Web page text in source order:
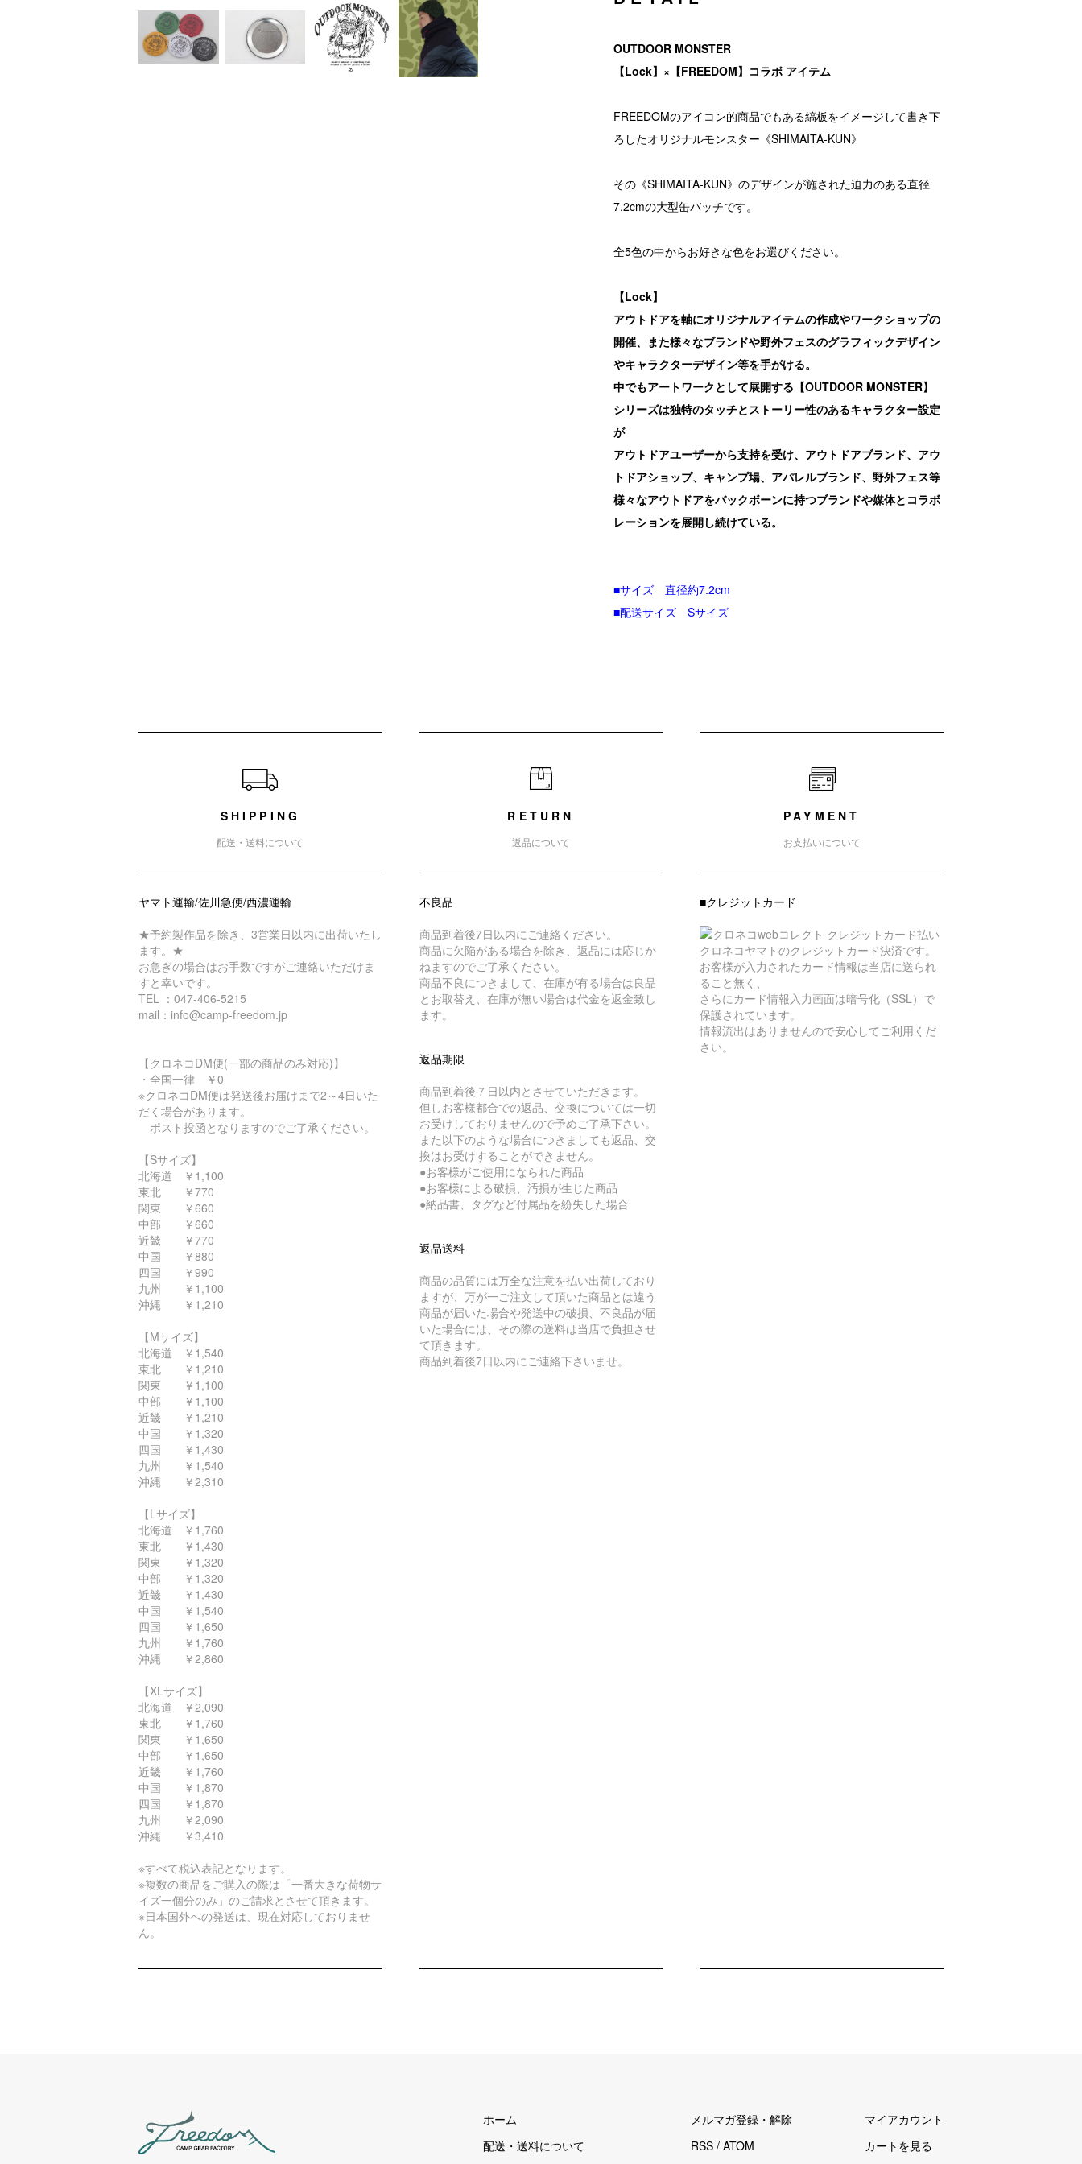
OUTDOOR MONSTER
【Lock】×【FREEDOM】コラボ アイテム
FREEDOMのアイコン的商品でもある縞板をイメージして書き下
ろしたオリジナルモンスター《SHIMAITA-KUN》
その《SHIMAITA-KUN》のデザインが施された迫力のある直径
7.2cmの大型缶バッチです。
全5色の中からお好きな色をお選びください。
【Lock】
アウトドアを軸にオリジナルアイテムの作成やワークショップの
開催、また様々なブランドや野外フェスのグラフィックデザイン
やキャラクターデザイン等を手がける。
中でもアートワークとして展開する【OUTDOOR MONSTER】
シリーズは独特のタッチとストーリー性のあるキャラクター設定
が
アウトドアユーザーから支持を受け、アウトドアブランド、アウ
トドアショップ、キャンプ場、アパレルブランド、野外フェス等
様々なアウトドアをバックボーンに持つブランドや媒体とコラボ
レーションを展開し続けている。
■サイズ 直径約7.2cm
■配送サイズ Sサイズ
SHIPPING
配送・送料について
ヤマト運輸/佐川急便/西濃運輸
★予約製作品を除き、3営業日以内に出荷いたし
ます。★
お急ぎの場合はお手数ですがご連絡いただけま
すと幸いです。
TEL ：047-406-5215
mail：info@camp-freedom.jp
【クロネコDM便(一部の商品のみ対応)】
・全国一律 ￥0
※クロネコDM便は発送後お届けまで2～4日いた
だく場合があります。
ポスト投函となりますのでご了承ください。
【Sサイズ】
北海道 ￥1,100
東北 ￥770
関東 ￥660
中部 ￥660
近畿 ￥770
中国 ￥880
四国 ￥990
九州 ￥1,100
沖縄 ￥1,210
【Mサイズ】
北海道 ￥1,540
東北 ￥1,210
関東 ￥1,100
中部 ￥1,100
近畿 ￥1,210
中国 ￥1,320
四国 ￥1,430
九州 ￥1,540
沖縄 ￥2,310
【Lサイズ】
北海道 ￥1,760
東北 ￥1,430
関東 ￥1,320
中部 ￥1,320
近畿 ￥1,430
中国 ￥1,540
四国 ￥1,650
九州 ￥1,760
沖縄 ￥2,860
【XLサイズ】
北海道 ￥2,090
東北 ￥1,760
関東 ￥1,650
中部 ￥1,650
近畿 ￥1,760
中国 ￥1,870
四国 ￥1,870
九州 ￥2,090
沖縄 ￥3,410
※すべて税込表記となります。
※複数の商品をご購入の際は「一番大きな荷物サ
イズ一個分のみ」のご請求とさせて頂きます。
※日本国外への発送は、現在対応しておりませ
ん。
RETURN
返品について
不良品
商品到着後7日以内にご連絡ください。
商品に欠陥がある場合を除き、返品には応じか
ねますのでご了承ください。
商品不良につきまして、在庫が有る場合は良品
とお取替え、在庫が無い場合は代金を返金致し
ます。
返品期限
商品到着後７日以内とさせていただきます。
但しお客様都合での返品、交換については一切
お受けしておりませんので予めご了承下さい。
また以下のような場合につきましても返品、交
換はお受けすることができません。
●お客様がご使用になられた商品
●お客様による破損、汚損が生じた商品
●納品書、タグなど付属品を紛失した場合
返品送料
商品の品質には万全な注意を払い出荷しており
ますが、万が一ご注文して頂いた商品とは違う
商品が届いた場合や発送中の破損、不良品が届
いた場合には、その際の送料は当店で負担させ
て頂きます。
商品到着後7日以内にご連絡下さいませ。
PAYMENT
お支払いについて
■クレジットカード
クロネコヤマトのクレジットカード決済です。
お客様が入力されたカード情報は当店に送られ
ること無く、
さらにカード情報入力画面は暗号化（SSL）で
保護されています。
情報流出はありませんので安心してご利用くだ
さい。
ホーム
配送・送料について
メルマガ登録・解除
RSS / ATOM
マイアカウント
カートを見る